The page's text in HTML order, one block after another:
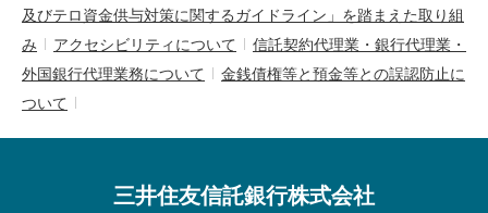
及びテロ資金供与対策に関するガイドライン」を踏まえた取り組
み
アクセシビリティについて
信託契約代理業・銀行代理業・
外国銀行代理業務について
金銭債権等と預金等との誤認防止に
ついて
三井住友信託銀行株式会社